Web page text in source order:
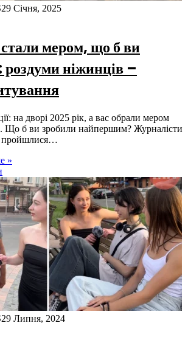
29 Січня, 2025
мером, що б ви
роздуми ніжинців –
на дворі 2025 рік, а вас обрали мером
Що б ви зробили найпершим? Журналісти
»
29 Липня, 2024